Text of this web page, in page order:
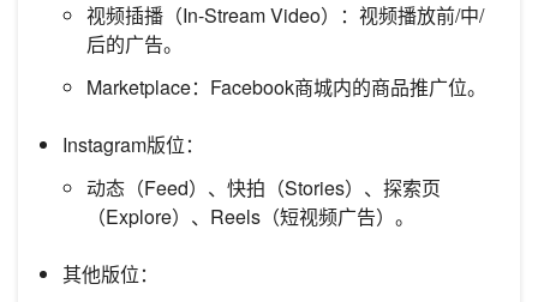
视频插播（In-Stream Video）：视频播放前/中/
后的广告。
Marketplace：Facebook商城内的商品推广位。
Instagram版位：
动态（Feed）、快拍（Stories）、探索页
（Explore）、Reels（短视频广告）。
其他版位：